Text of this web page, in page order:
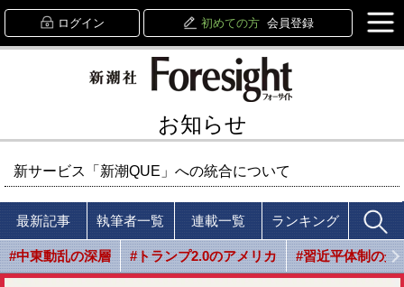
ログイン 初めての方 会員登録
お知らせ
新サービス「新潮QUE」への統合について
最新記事 執筆者一覧 連載一覧 ランキング
#中東動乱の深層 #トランプ2.0のアメリカ #習近平体制の光